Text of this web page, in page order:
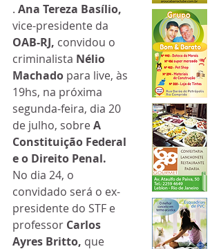
. Ana Tereza Basílio,
vice-presidente da
OAB-RJ, convidou o
criminalista Nélio
Machado para live, às
19hs, na próxima
segunda-feira, dia 20
de julho, sobre A
Constituição Federal
e o Direito Penal.
No dia 24, o
convidado será o ex-
presidente do STF e
professor Carlos
Ayres Britto, que